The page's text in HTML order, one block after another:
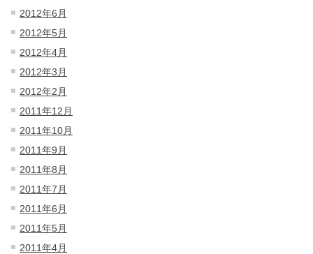
2012年6月
2012年5月
2012年4月
2012年3月
2012年2月
2011年12月
2011年10月
2011年9月
2011年8月
2011年7月
2011年6月
2011年5月
2011年4月